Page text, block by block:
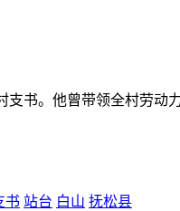
支书。他曾带领全村劳
书 站台 白山 抚松县